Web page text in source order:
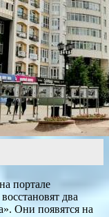
портале
два
Они появятся на